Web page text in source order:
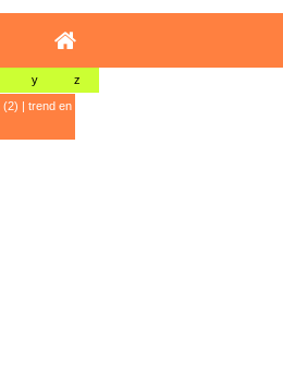
y z
(2) | trend en